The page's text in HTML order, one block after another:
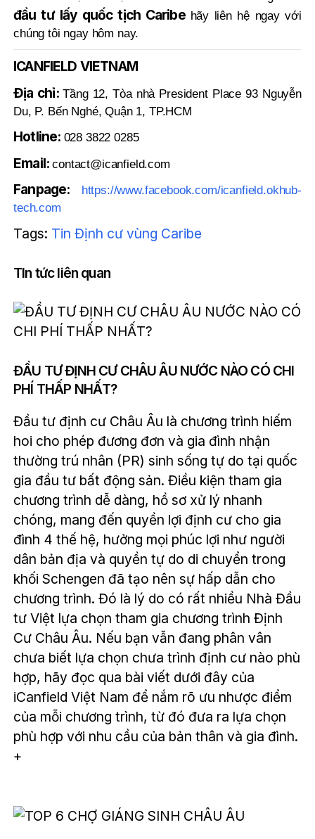
đầu tư lấy quốc tịch Caribe hãy liên hệ ngay với
chúng tôi ngay hôm nay.
ICANFIELD VIETNAM
Địa chỉ:Tầng 12, Tòa nhà President Place 93 Nguyễn
Du, P. Bến Nghé, Quận 1, TP.HCM
Hotline: 028 3822 0285
Email:contact@icanfield.com
Fanpage:
https://www.facebook.com/icanfield.okhub-
tech.com
Tags: Tin Định cư vùng Caribe
TIn tức liên quan
ĐẦU TƯ ĐỊNH CƯ CHÂU ÂU NƯỚC NÀO CÓ CHI
PHÍ THẤP NHẤT?
Đầu tư định cư Châu Âu là chương trình hiếm
hoi cho phép đương đơn và gia đình nhận
thường trú nhân (PR) sinh sống tự do tại quốc
gia đầu tư bất động sản. Điều kiện tham gia
chương trình dễ dàng, hồ sơ xử lý nhanh
chóng, mang đến quyền lợi định cư cho gia
đình 4 thế hệ, hưởng mọi phúc lợi như người
dân bản địa và quyền tự do di chuyển trong
khối Schengen đã tạo nên sự hấp dẫn cho
chương trình. Đó là lý do có rất nhiều Nhà Đầu
tư Việt lựa chọn tham gia chương trình Định
Cư Châu Âu. Nếu bạn vẫn đang phân vân
chưa biết lựa chọn chưa trình định cư nào phù
hợp, hãy đọc qua bài viết dưới đây của
iCanfield Việt Nam để nắm rõ ưu nhược điểm
của mỗi chương trình, từ đó đưa ra lựa chọn
phù hợp với nhu cầu của bản thân và gia đình.
+